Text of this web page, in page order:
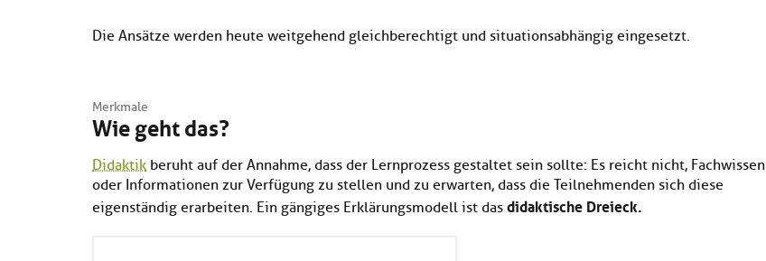
Die Ansätze werden heute weitgehend gleichberechtigt und situationsabhängig eingesetzt.
Merkmale
Wie geht das?
Didaktik beruht auf der Annahme, dass der Lernprozess gestaltet sein sollte: Es reicht nicht, Fachwissen
oder Informationen zur Verfügung zu stellen und zu erwarten, dass die Teilnehmenden sich diese
eigenständig erarbeiten. Ein gängiges Erklärungsmodell ist das didaktische Dreieck.